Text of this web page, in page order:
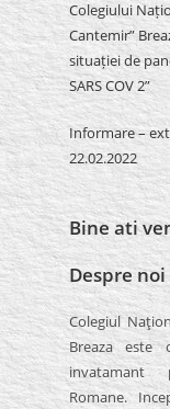
Colegiului
Cantemir”
situației de
SARS COV 2”
Informare –
22.02.2022
Bine ati
Despre noi
Colegiul
Breaza este
invatamant
Romane.